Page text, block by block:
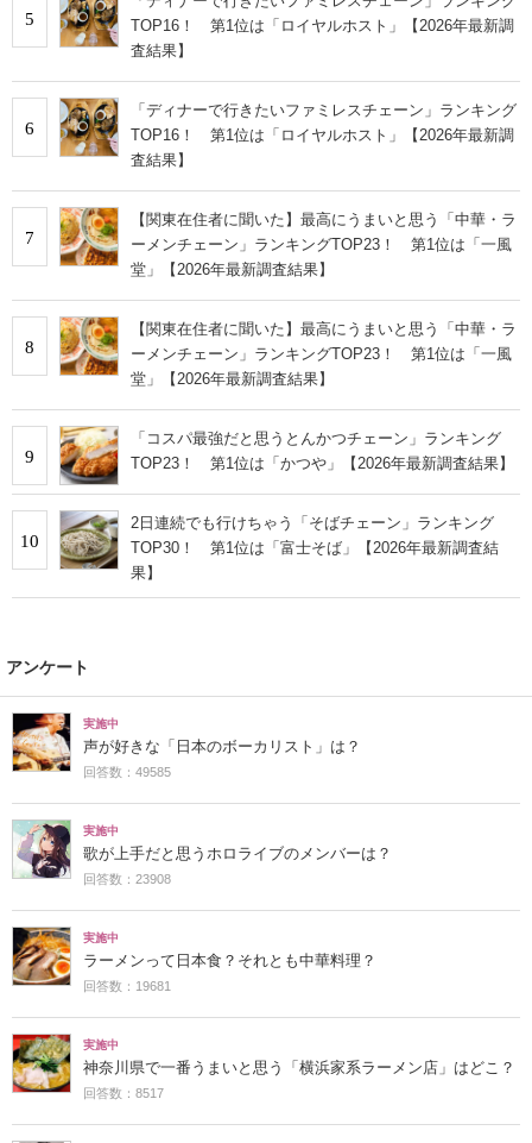
5
TOP16！ 第1位は「ロイヤルホスト」【2026年最新調
査結果】
6
「ディナーで行きたいファミレスチェーン」ランキング
TOP16！ 第1位は「ロイヤルホスト」【2026年最新調
査結果】
7
【関東在住者に聞いた】最高にうまいと思う「中華・ラ
ーメンチェーン」ランキングTOP23！ 第1位は「一風
堂」【2026年最新調査結果】
8
【関東在住者に聞いた】最高にうまいと思う「中華・ラ
ーメンチェーン」ランキングTOP23！ 第1位は「一風
堂」【2026年最新調査結果】
9
「コスパ最強だと思うとんかつチェーン」ランキング
TOP23！ 第1位は「かつや」【2026年最新調査結果】
10
2日連続でも行けちゃう「そばチェーン」ランキング
TOP30！ 第1位は「富士そば」【2026年最新調査結
果】
アンケート
実施中
声が好きな「日本のボーカリスト」は？
回答数：49585
実施中
歌が上手だと思うホロライブのメンバーは？
回答数：23908
実施中
ラーメンって日本食？それとも中華料理？
回答数：19681
実施中
神奈川県で一番うまいと思う「横浜家系ラーメン店」はどこ？
回答数：8517